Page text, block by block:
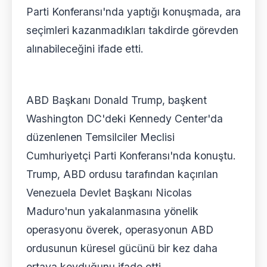
Parti Konferansı'nda yaptığı konuşmada, ara
seçimleri kazanmadıkları takdirde görevden
alınabileceğini ifade etti.
ABD Başkanı Donald Trump, başkent
Washington DC'deki Kennedy Center'da
düzenlenen Temsilciler Meclisi
Cumhuriyetçi Parti Konferansı'nda konuştu.
Trump, ABD ordusu tarafından kaçırılan
Venezuela Devlet Başkanı Nicolas
Maduro'nun yakalanmasına yönelik
operasyonu överek, operasyonun ABD
ordusunun küresel gücünü bir kez daha